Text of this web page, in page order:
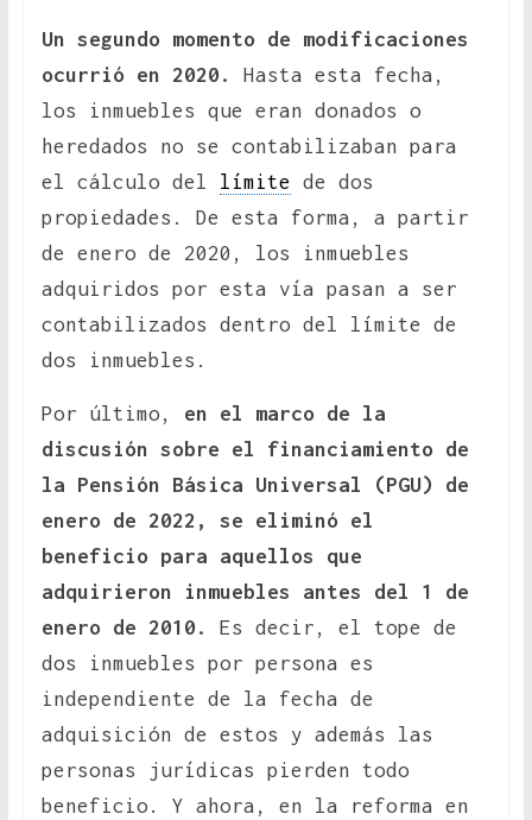
Un segundo momento de modificaciones
ocurrió en 2020.
Hasta esta fecha,
los inmuebles que eran donados o
heredados no se contabilizaban para
el cálculo del límite de dos
propiedades. De esta forma, a partir
de enero de 2020, los inmuebles
adquiridos por esta vía pasan a ser
contabilizados dentro del límite de
dos inmuebles.
Por último, en el marco de la
discusión sobre el financiamiento de
la Pensión Básica Universal (PGU) de
enero de 2022, se eliminó el
beneficio para aquellos que
adquirieron inmuebles antes del 1 de
enero de 2010.
Es decir, el tope de
dos inmuebles por persona es
independiente de la fecha de
adquisición de estos y además las
personas jurídicas pierden todo
beneficio. Y ahora, en la reforma en